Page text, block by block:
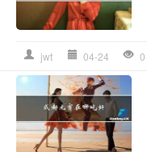
jwt 04-24 0